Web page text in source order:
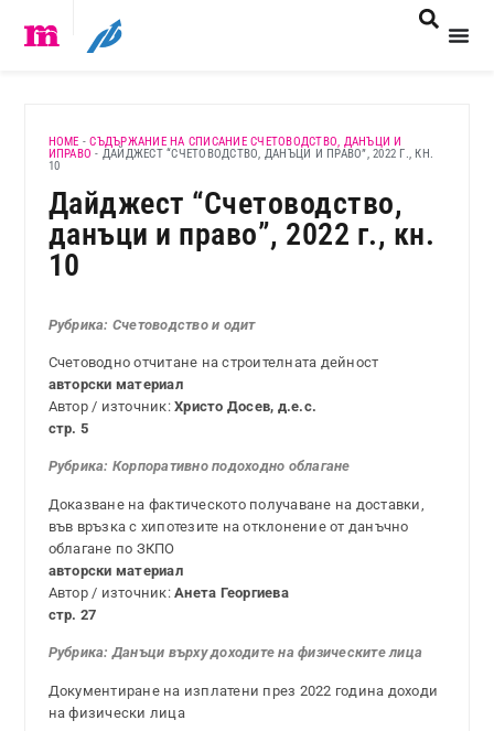
HOME -СЪДЪРЖАНИЕ НА СПИСАНИЕ СЧЕТОВОДСТВО, ДАНЪЦИ И
ИПРАВО - ДАЙДЖЕСТ “СЧЕТОВОДСТВО, ДАНЪЦИ И ПРАВО”, 2022 Г., КН.
10
Дайджест “Счетоводство,
данъци и право”, 2022 г., кн.
10
Рубрика: Счетоводство и одит
Счетоводно отчитане на строителната дейност
авторски материал
Автор / източник:Христо Досев, д.е.с.
стр. 5
Рубрика: Корпоративно подоходно облагане
Доказване на фактическото получаване на доставки,
във връзка с хипотезите на отклонение от данъчно
облагане по ЗКПО
авторски материал
Автор / източник:Анета Георгиева
стр. 27
Рубрика: Данъци върху доходите на физическите лица
Документиране на изплатени през 2022 година доходи
на физически лица